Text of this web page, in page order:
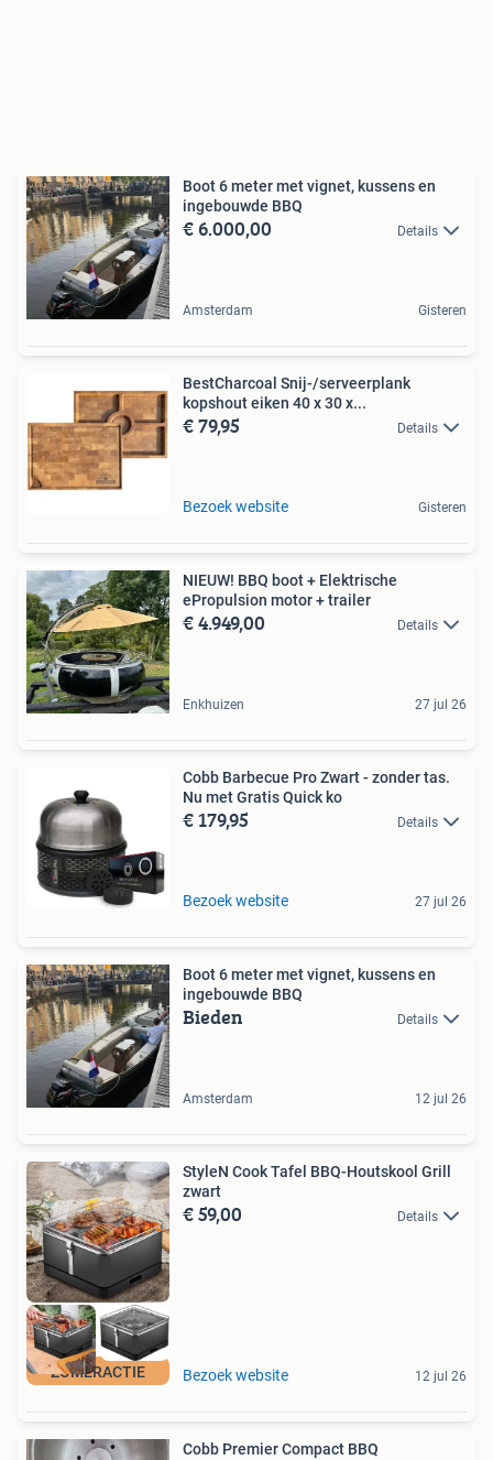
Boot 6 meter met vignet, kussens en
ingebouwde BBQ
€ 6.000,00 Details
Amsterdam Gisteren
BestCharcoal Snij-/serveerplank
kopshout eiken 40 x 30 x...
€ 79,95 Details
Bezoek website Gisteren
NIEUW! BBQ boot + Elektrische
ePropulsion motor + trailer
€ 4.949,00 Details
Enkhuizen 27 jul 26
Cobb Barbecue Pro Zwart - zonder tas.
Nu met Gratis Quick ko
€ 179,95 Details
Bezoek website 27 jul 26
Boot 6 meter met vignet, kussens en
ingebouwde BBQ
Bieden Details
Amsterdam 12 jul 26
ZOMERACTIE
StyleN Cook Tafel BBQ-Houtskool Grill
zwart
€ 59,00 Details
Bezoek website 12 jul 26
Cobb Premier Compact BBQ